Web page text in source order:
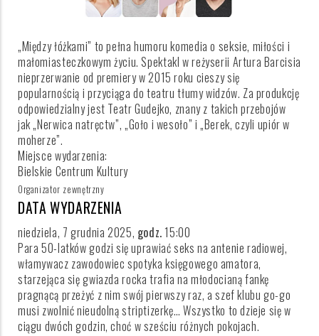
„Między łóżkami” to pełna humoru komedia o seksie, miłości i
małomiasteczkowym życiu. Spektakl w reżyserii Artura Barcisia
nieprzerwanie od premiery w 2015 roku cieszy się
popularnością i przyciąga do teatru tłumy widzów. Za produkcję
odpowiedzialny jest Teatr Gudejko, znany z takich przebojów
jak „Nerwica natręctw”, „Goło i wesoło” i „Berek, czyli upiór w
moherze”.
Miejsce wydarzenia:
Bielskie Centrum Kultury
Organizator zewnętrzny
DATA WYDARZENIA
niedziela, 7 grudnia 2025, godz. 15:00
Para 50-latków godzi się uprawiać seks na antenie radiowej,
włamywacz zawodowiec spotyka księgowego amatora,
starzejąca się gwiazda rocka trafia na młodocianą fankę
pragnącą przeżyć z nim swój pierwszy raz, a szef klubu go-go
musi zwolnić nieudolną striptizerkę… Wszystko to dzieje się w
ciągu dwóch godzin, choć w sześciu różnych pokojach.